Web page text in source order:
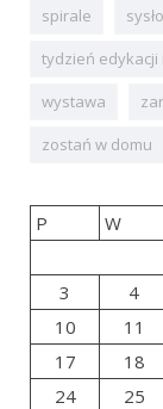
spirale
sysło
tydzień
wystawa
zostań w domu
P W
3
4
10
11
17
18
24
25